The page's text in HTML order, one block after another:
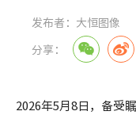
发布者：大恒图像
分享：
2026年5月8日，备受